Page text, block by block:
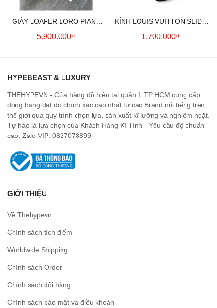
GIÀY LOAFER LORO PIANA
SUMMER CHARMS (CREAM)
5.900.000₫
KÍNH LOUIS VUITTON SLIDE
SQUARE SUNGLASSES
1.700.000₫
HYPEBEAST & LUXURY
THEHYPEVN - Cửa hàng đồ hiệu tại quận 1 TP HCM cung cấp
dòng hàng đạt độ chính xác cao nhất từ các Brand nổi tiếng trên
thế giới qua quy trình chọn lựa, sản xuất kĩ lưỡng và nghiêm ngặt.
Tự hào là lựa chọn của Khách Hàng Kĩ Tính - Yêu cầu độ chuẩn
cao. Zalo VIP: 0827078899
GIỚI THIỆU
Về Thehypevn
Chính sách tích điểm
Worldwide Shipping
Chính sách Order
Chính sách đổi hàng
Chính sách bảo mật và điều khoản